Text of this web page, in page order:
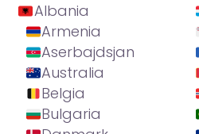
Albania
Armenia
Aserbajdsjan
Australia
Belgia
Bulgaria